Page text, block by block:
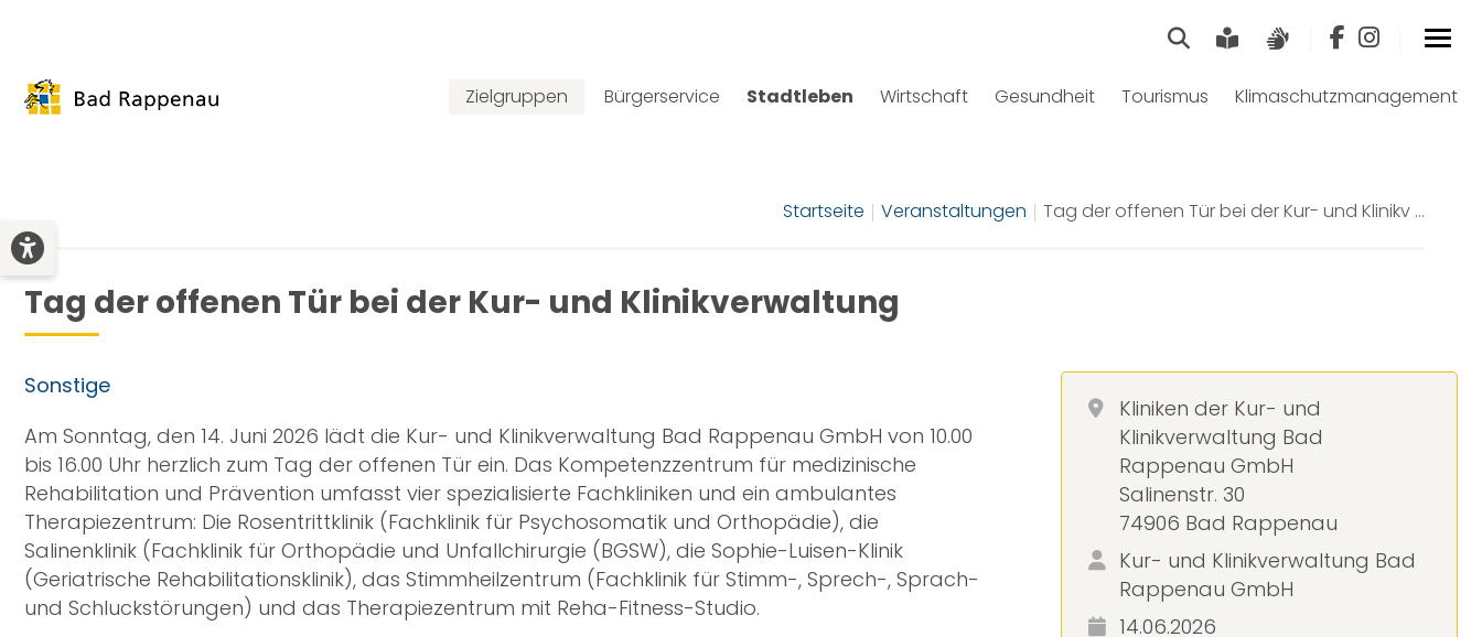
SucheLeichte Sprache
Zielgruppen Bürgerservice Stadtleben Wirtschaft Gesundheit Tourismus Klimaschutzmanagement
Startseite Veranstaltungen Tag der offenen Tür bei der Kur- und Klinikv ...
Tag der offenen Tür bei der Kur- und Klinikverwaltung
Sonstige
Am Sonntag, den 14. Juni 2026 lädt die Kur- und Klinikverwaltung Bad Rappenau GmbH von 10.00
bis 16.00 Uhr herzlich zum Tag der offenen Tür ein. Das Kompetenzzentrum für medizinische
Rehabilitation und Prävention umfasst vier spezialisierte Fachkliniken und ein ambulantes
Therapiezentrum: Die Rosentrittklinik (Fachklinik für Psychosomatik und Orthopädie), die
Salinenklinik (Fachklinik für Orthopädie und Unfallchirurgie (BGSW), die Sophie-Luisen-Klinik
(Geriatrische Rehabilitationsklinik), das Stimmheilzentrum (Fachklinik für Stimm-, Sprech-, Sprach-
und Schluckstörungen) und das Therapiezentrum mit Reha-Fitness-Studio.
Kliniken der Kur- und
Klinikverwaltung Bad
Rappenau GmbH
Salinenstr. 30
74906 Bad Rappenau
Kur- und Klinikverwaltung Bad
Rappenau GmbH
14.06.2026